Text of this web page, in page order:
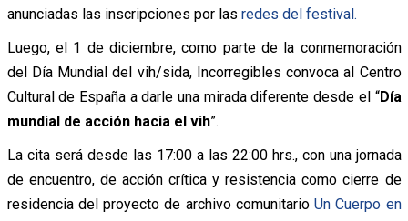
anunciadas las inscripciones por las redes del festival.
Luego, el 1 de diciembre, como parte de la conmemoración
del Día Mundial del vih/sida, Incorregibles convoca al Centro
Cultural de España a darle una mirada diferente desde el “Día
mundial de acción hacia el vih”.
La cita será desde las 17:00 a las 22:00 hrs., con una jornada
de encuentro, de acción crítica y resistencia como cierre de
residencia del proyecto de archivo comunitarioUn Cuerpo en